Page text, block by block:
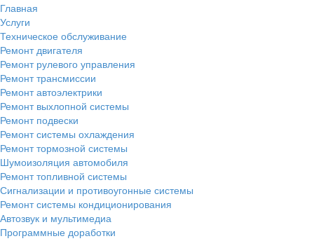
Главная
Услуги
Техническое обслуживание
Ремонт двигателя
Ремонт рулевого управления
Ремонт трансмиссии
Ремонт автоэлектрики
Ремонт выхлопной системы
Ремонт подвески
Ремонт системы охлаждения
Ремонт тормозной системы
Шумоизоляция автомобиля
Ремонт топливной системы
Сигнализации и противоугонные системы
Ремонт системы кондиционирования
Автозвук и мультимедиа
Программные доработки